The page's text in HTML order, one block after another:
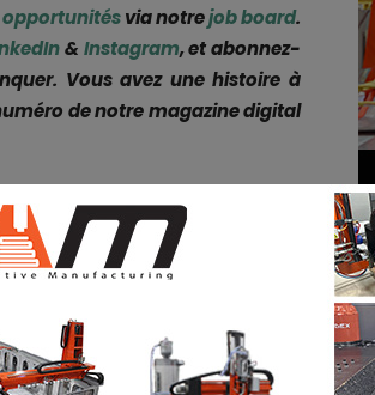
opportunitésvia notrejob board.
& Instagram, et abonnez-
Vous avez une histoire à
de notre magazine digital
ReddIt Print